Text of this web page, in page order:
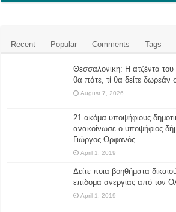
Recent Popular Comments Tags
Θεσσαλονίκη: Η ατζέντα
θα πάτε, τί θα δείτε δωρεάν
August 7, 2026
21 ακόμα υποψήφιους
ανακοίνωσε ο υποψήφιος
Γιώργος Ορφανός
April 1, 2019
Δείτε ποια βοηθήματα
επίδομα ανεργίας από τον
April 1, 2019